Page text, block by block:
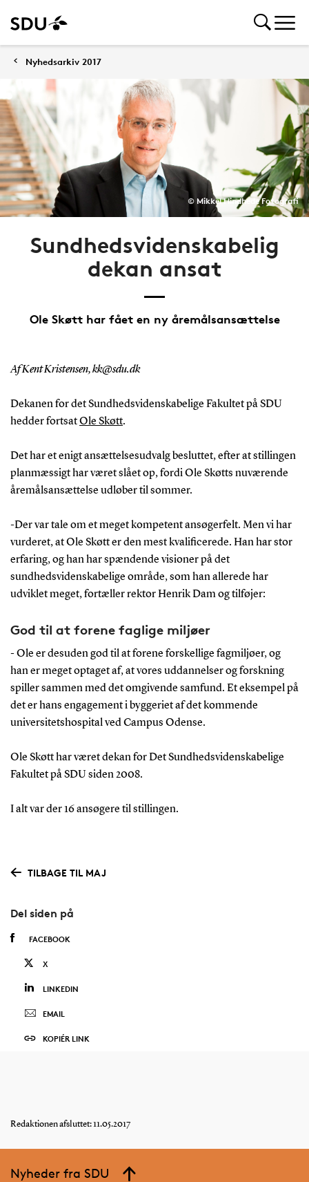
Nyhedsarkiv 2017
© Mikkel Hindhede Fotografi
Sundhedsvidenskabelig
dekan ansat
Ole Skøtt har fået en ny åremålsansættelse
Af Kent Kristensen, kk@sdu.dk
Dekanen for det Sundhedsvidenskabelige Fakultet på SDU
hedder fortsatOle Skøtt.
Det har et enigt ansættelsesudvalg besluttet, efter at stillingen
planmæssigt har været slået op, fordi Ole Skøtts nuværende
åremålsansættelse udløber til sommer.
-Der var tale om et meget kompetent ansøgerfelt. Men vi har
vurderet, at Ole Skøtt er den mest kvalificerede. Han har stor
erfaring, og han har spændende visioner på det
sundhedsvidenskabelige område, som han allerede har
udviklet meget, fortæller rektor Henrik Dam og tilføjer:
God til at forene faglige miljøer
- Ole er desuden god til at forene forskellige fagmiljøer, og
han er meget optaget af, at vores uddannelser og forskning
spiller sammen med det omgivende samfund. Et eksempel på
det er hans engagement i byggeriet af det kommende
universitetshospital ved Campus Odense.
Ole Skøtt har været dekan for Det Sundhedsvidenskabelige
Fakultet på SDU siden 2008.
I alt var der 16 ansøgere til stillingen.
TILBAGE TIL MAJ
Del siden på
FACEBOOK
X
LINKEDIN
EMAIL
KOPIÉR LINK
Redaktionen afsluttet: 11.05.2017
Nyheder fra SDU